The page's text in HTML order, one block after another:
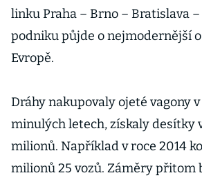
linku Praha – Brno – Bratislava
podniku půjde o nejmodernější
Evropě.
Dráhy nakupovaly ojeté vagony
minulých letech, získaly desítky
milionů. Například v roce 2014
milionů 25 vozů. Záměry přitom